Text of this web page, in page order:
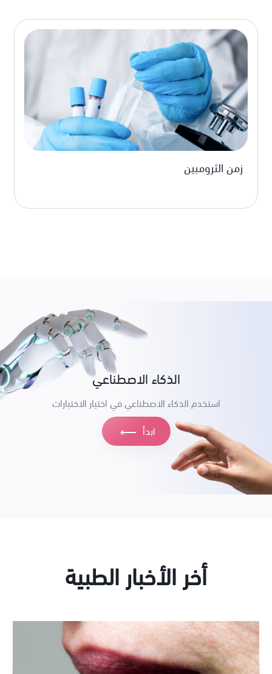
زمن الثرومبين
الذكاء الاصطناعي
استخدم الذكاء الاصطناعي في اختيار الاختبارات
ابدأ ⟶
أخر الأخبار الطبية